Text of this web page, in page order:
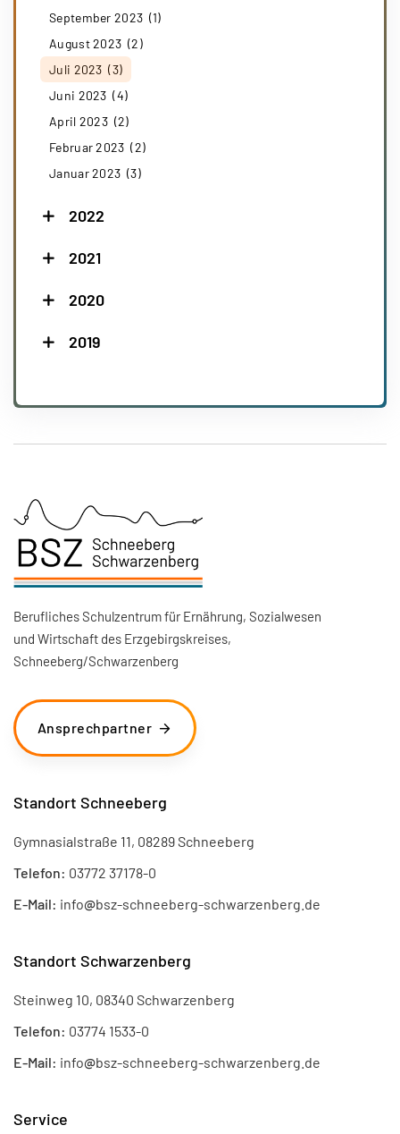
September 2023 (1)
August 2023 (2)
Juli 2023 (3)
Juni 2023 (4)
April 2023 (2)
Februar 2023 (2)
Januar 2023 (3)
2022
2021
2020
2019
Berufliches Schulzentrum für Ernährung, Sozialwesen
und Wirtschaft des Erzgebirgskreises,
Schneeberg/Schwarzenberg
Ansprechpartner
Standort Schneeberg
Gymnasialstraße 11, 08289 Schneeberg
Telefon: 03772 37178-0
E-Mail: info@bsz-schneeberg-schwarzenberg.de
Standort Schwarzenberg
Steinweg 10, 08340 Schwarzenberg
Telefon: 03774 1533-0
E-Mail: info@bsz-schneeberg-schwarzenberg.de
Service